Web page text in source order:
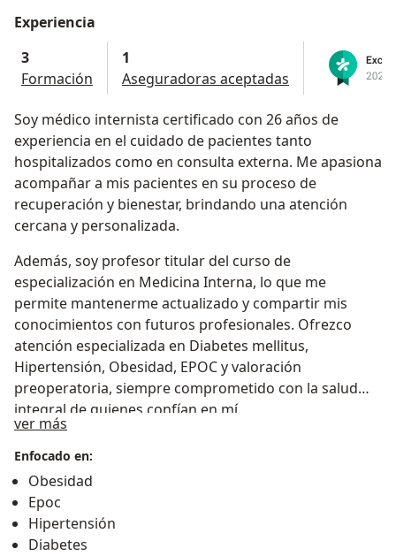
Experiencia
3
Formación
1
Aseguradoras aceptadas
Soy médico internista certificado con 26 años de
experiencia en el cuidado de pacientes tanto
hospitalizados como en consulta externa. Me apasiona
acompañar a mis pacientes en su proceso de
recuperación y bienestar, brindando una atención
cercana y personalizada.
Además, soy profesor titular del curso de
especialización en Medicina Interna, lo que me
permite mantenerme actualizado y compartir mis
conocimientos con futuros profesionales. Ofrezco
atención especializada en Diabetes mellitus,
Hipertensión, Obesidad, EPOC y valoración
preoperatoria, siempre comprometido con la salud
integral de quienes confían en mí.
ver más
Enfocado en:
Obesidad
Epoc
Hipertensión
Diabetes